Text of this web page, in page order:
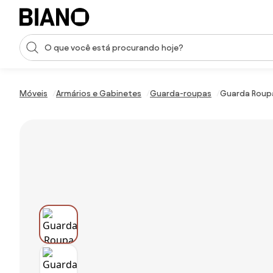
Saltar para o conteúdo
Entrada de pesquisa
Móveis Armários e Gabinetes Guarda-roupas Guarda